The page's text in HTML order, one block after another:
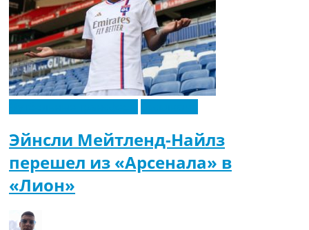
Эйнсли Мейтленд-Найлз
перешел из «Арсенала» в
«Лион»